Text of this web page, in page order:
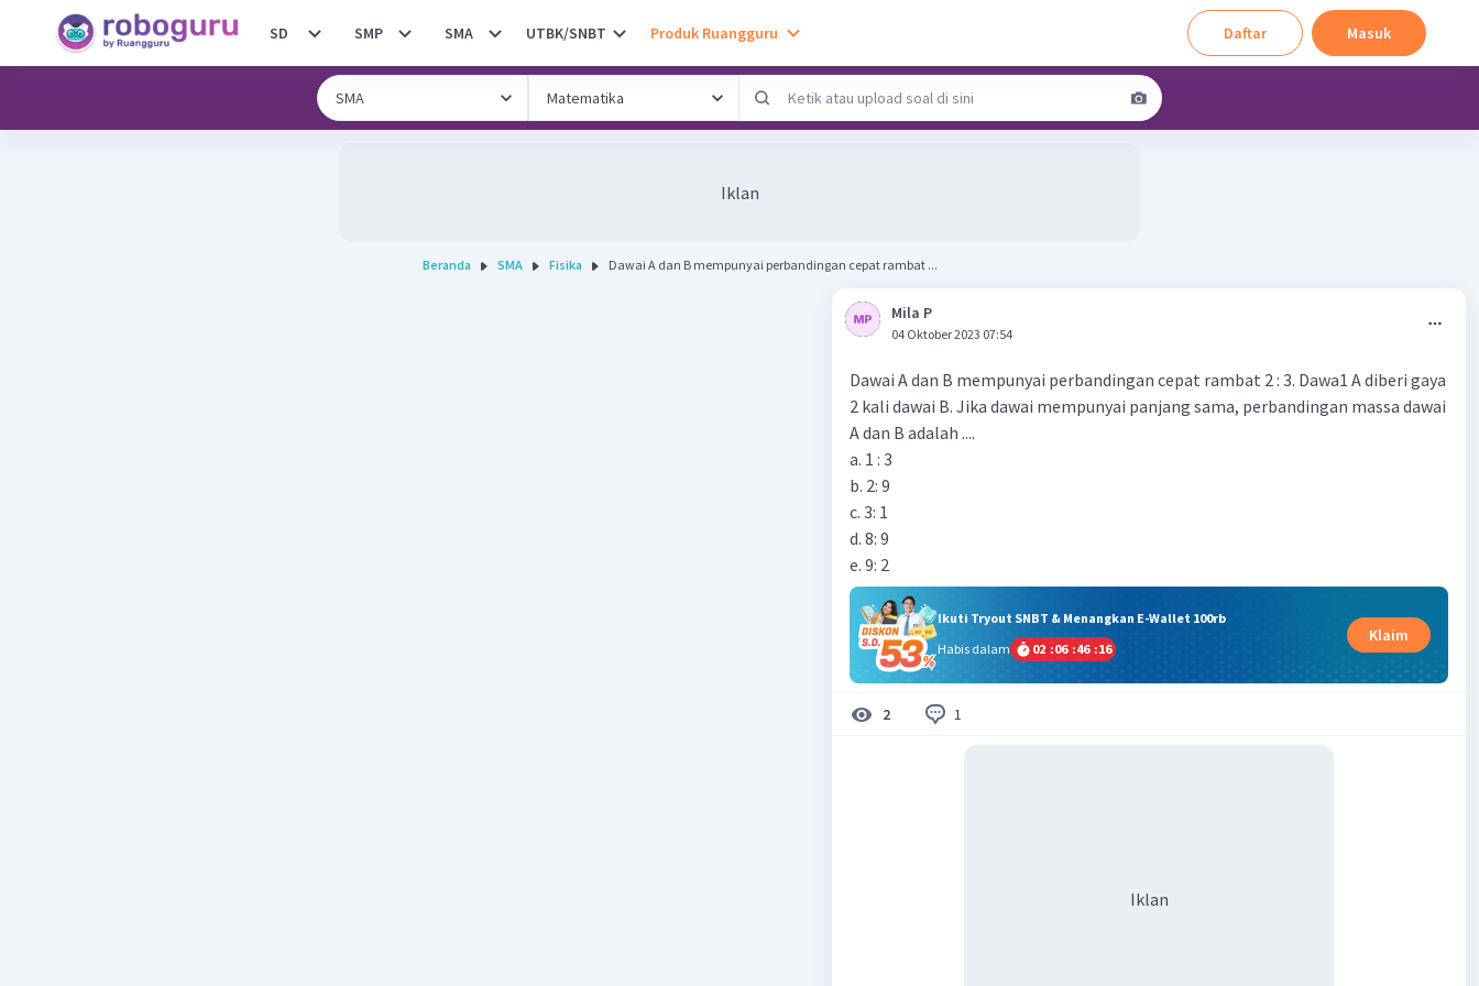
SD SMP SMA UTBK/SNBT Produk Ruangguru Daftar Masuk
Iklan
Beranda SMA Fisika Dawai A dan B mempunyai perbandingan cepat rambat ...
Mila P
04 Oktober 2023 07:54
Dawai A dan B mempunyai perbandingan cepat rambat 2 : 3. Dawa1 A diberi gaya
2 kali dawai B. Jika dawai mempunyai panjang sama, perbandingan massa dawai
A dan B adalah ....
a. 1 : 3
b. 2: 9
c. 3: 1
d. 8: 9
Ikuti Tryout SNBT & Menangkan E-Wallet 100rb
Habis dalam
02 :06 :46 :15
Klaim
2 1
Iklan